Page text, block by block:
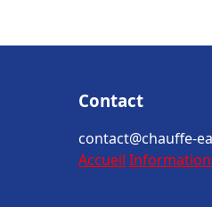
Contact
contact@chauffe-
Accueil